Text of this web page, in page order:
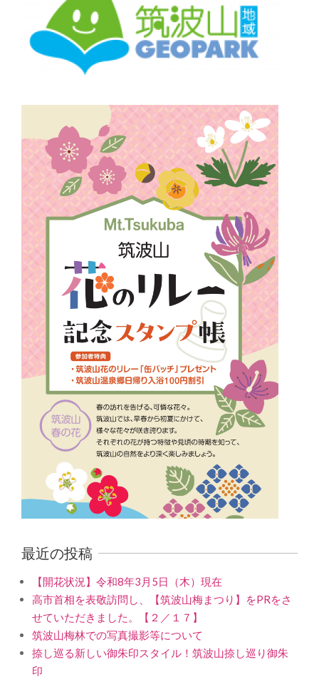
最近の投稿
【開花状況】令和8年3月5日（木）現在
高市首相を表敬訪問し、【筑波山梅まつり】をPRをさ
せていただきました。【２／１７】
筑波山梅林での写真撮影等について
捺し巡る新しい御朱印スタイル！筑波山捺し巡り御朱
印